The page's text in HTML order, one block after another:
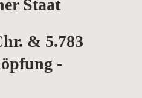
Staat
& 5.783
-